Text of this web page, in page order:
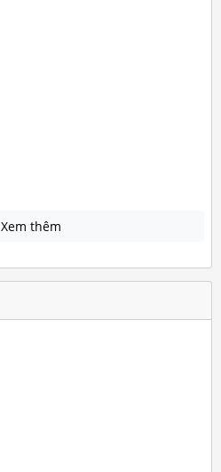
Xem thêm